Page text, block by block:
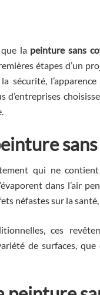
la peinture sans
étapes d’un
sécurité,
d’entreprises
qui ne contient
dans l’air
néfastes sur la
ces
de surfaces,